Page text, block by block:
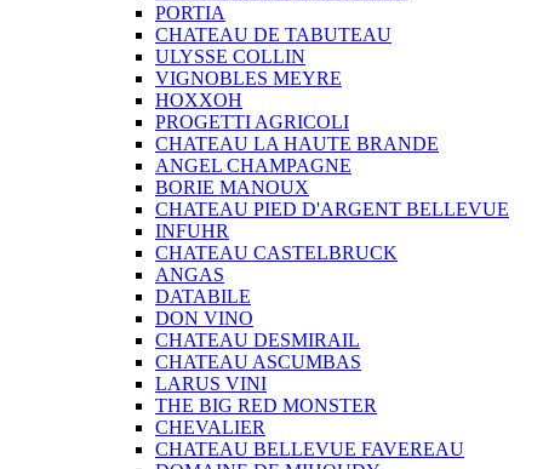
PORTIA
CHATEAU DE TABUTEAU
ULYSSE COLLIN
VIGNOBLES MEYRE
HOXXOH
PROGETTI AGRICOLI
CHATEAU LA HAUTE BRANDE
ANGEL CHAMPAGNE
BORIE MANOUX
CHATEAU PIED D'ARGENT BELLEVUE
INFUHR
CHATEAU CASTELBRUCK
ANGAS
DATABILE
DON VINO
CHATEAU DESMIRAIL
CHATEAU ASCUMBAS
LARUS VINI
THE BIG RED MONSTER
CHEVALIER
CHATEAU BELLEVUE FAVEREAU